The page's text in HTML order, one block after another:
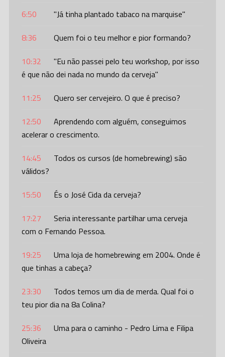
6:50
"Já tinha plantado tabaco na marquise"
8:36
Quem foi o teu melhor e pior formando?
10:32
"Eu não passei pelo teu workshop, por isso
é que não dei nada no mundo da cerveja"
11:25
Quero ser cervejeiro. O que é preciso?
12:50
Aprendendo com alguém, conseguimos
acelerar o crescimento.
14:45
Todos os cursos (de homebrewing) são
válidos?
15:50
És o José Cida da cerveja?
17:27
Seria interessante partilhar uma cerveja
com o Fernando Pessoa.
19:25
Uma loja de homebrewing em 2004. Onde é
que tinhas a cabeça?
23:30
Todos temos um dia de merda. Qual foi o
teu pior dia na 8a Colina?
25:36
Uma para o caminho - Pedro Lima e Filipa
Oliveira